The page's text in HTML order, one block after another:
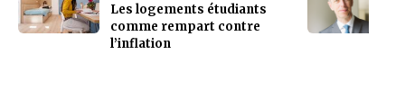
Les logements étudiants
comme rempart contre
l’inflation